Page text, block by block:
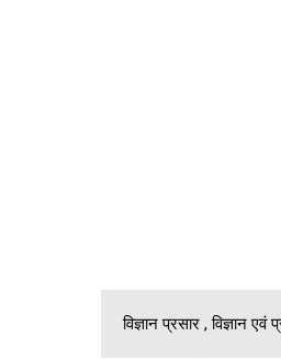
विज्ञान प्रसार , विज्ञान